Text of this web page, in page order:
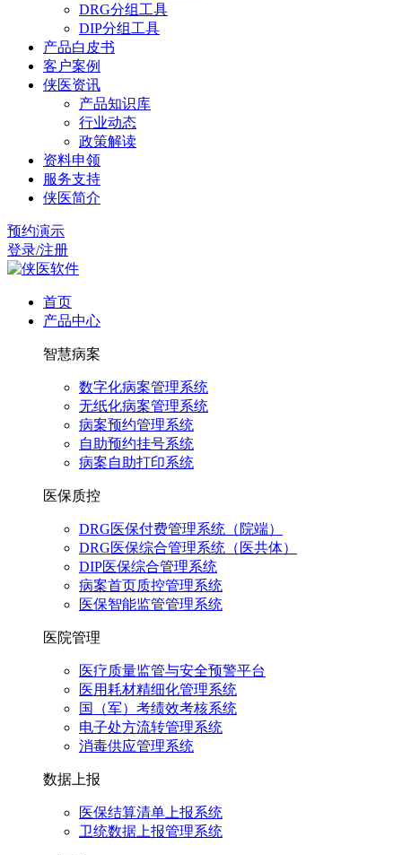
DRG分组工具
DIP分组工具
产品白皮书
客户案例
侠医资讯
产品知识库
行业动态
政策解读
资料申领
服务支持
侠医简介
预约演示
登录/注册
首页
产品中心
智慧病案
数字化病案管理系统
无纸化病案管理系统
病案预约管理系统
自助预约挂号系统
病案自助打印系统
医保质控
DRG医保付费管理系统（院端）
DRG医保综合管理系统（医共体）
DIP医保综合管理系统
病案首页质控管理系统
医保智能监管管理系统
医院管理
医疗质量监管与安全预警平台
医用耗材精细化管理系统
国（军）考绩效考核系统
电子处方流转管理系统
消毒供应管理系统
数据上报
医保结算清单上报系统
卫统数据上报管理系统